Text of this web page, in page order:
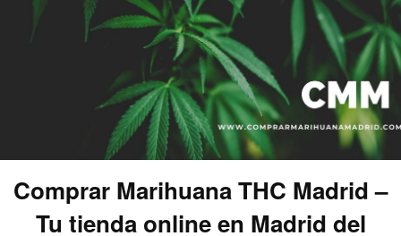
Comprar Marihuana THC Madrid –
Tu tienda online en Madrid del